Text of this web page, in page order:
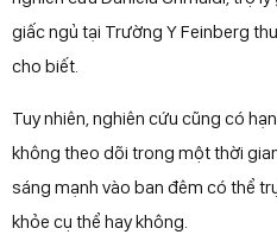
giấc ngủ tại Trường Y Feinberg
cho biết.
Tuy nhiên, nghiên cứu cũng có
không theo dõi trong một thời
sáng mạnh vào ban đêm có thể
khỏe cụ thể hay không.